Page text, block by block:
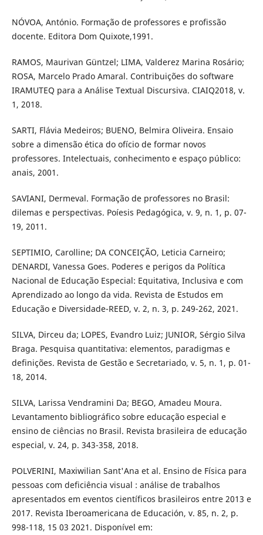
NÓVOA, António. Formação de professores e profissão
docente. Editora Dom Quixote,1991.
RAMOS, Maurivan Güntzel; LIMA, Valderez Marina Rosário;
ROSA, Marcelo Prado Amaral. Contribuições do software
IRAMUTEQ para a Análise Textual Discursiva. CIAIQ2018, v.
1, 2018.
SARTI, Flávia Medeiros; BUENO, Belmira Oliveira. Ensaio
sobre a dimensão ética do ofício de formar novos
professores. Intelectuais, conhecimento e espaço público:
anais, 2001.
SAVIANI, Dermeval. Formação de professores no Brasil:
dilemas e perspectivas. Poíesis Pedagógica, v. 9, n. 1, p. 07-
19, 2011.
SEPTIMIO, Carolline; DA CONCEIÇÃO, Leticia Carneiro;
DENARDI, Vanessa Goes. Poderes e perigos da Política
Nacional de Educação Especial: Equitativa, Inclusiva e com
Aprendizado ao longo da vida. Revista de Estudos em
Educação e Diversidade-REED, v. 2, n. 3, p. 249-262, 2021.
SILVA, Dirceu da; LOPES, Evandro Luiz; JUNIOR, Sérgio Silva
Braga. Pesquisa quantitativa: elementos, paradigmas e
definições. Revista de Gestão e Secretariado, v. 5, n. 1, p. 01-
18, 2014.
SILVA, Larissa Vendramini Da; BEGO, Amadeu Moura.
Levantamento bibliográfico sobre educação especial e
ensino de ciências no Brasil. Revista brasileira de educação
especial, v. 24, p. 343-358, 2018.
POLVERINI, Maxiwilian Sant'Ana et al. Ensino de Física para
pessoas com deficiência visual : análise de trabalhos
apresentados em eventos científicos brasileiros entre 2013 e
2017. Revista Iberoamericana de Educación, v. 85, n. 2, p.
998-118, 15 03 2021. Disponível em: